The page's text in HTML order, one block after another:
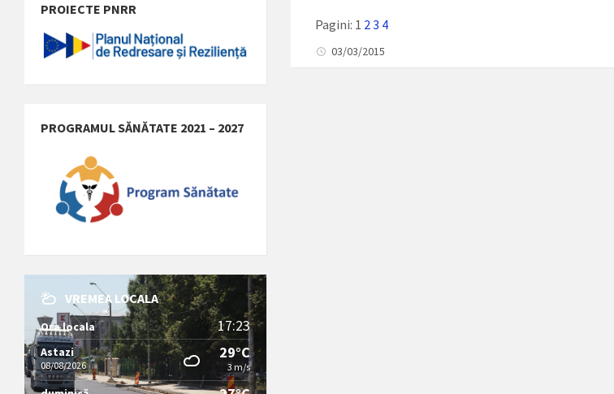
Pagini: 1 2 3 4
03/03/2015
PROIECTE PNRR
PROGRAMUL SĂNĂTATE 2021 – 2027
VREMEA LOCALA
Ora locala 17:23
Astazi
08/08/2026
29°C
3 m/s